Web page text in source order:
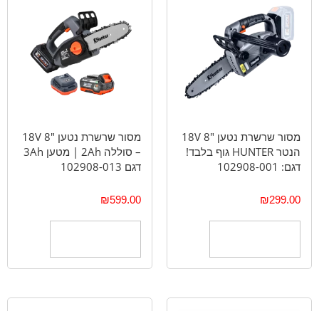
מסור שרשרת נטען "18V 8
הנטר HUNTER גוף בלבד!
דגם: 102908-001
₪299.00
מסור שרשרת נטען "8 18V
– סוללה 2Ah | מטען 3Ah
דגם 102908-013
₪599.00